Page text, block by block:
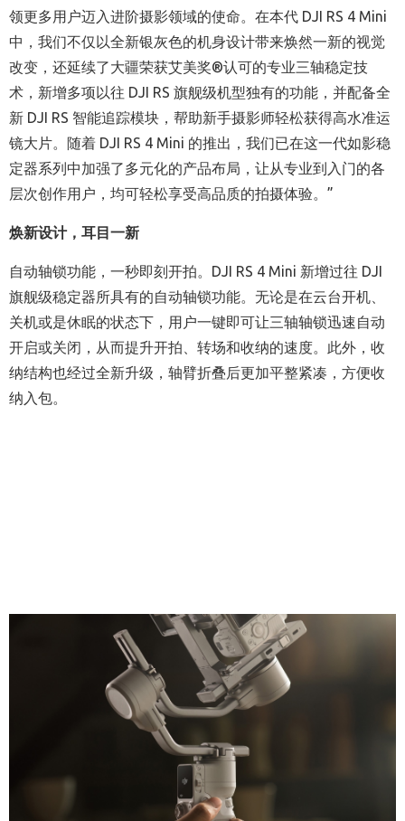
领更多用户迈入进阶摄影领域的使命。在本代 DJI RS 4 Mini
中，我们不仅以全新银灰色的机身设计带来焕然一新的视觉
改变，还延续了大疆荣获艾美奖®认可的专业三轴稳定技
术，新增多项以往 DJI RS 旗舰级机型独有的功能，并配备全
新 DJI RS 智能追踪模块，帮助新手摄影师轻松获得高水准运
镜大片。随着 DJI RS 4 Mini 的推出，我们已在这一代如影稳
定器系列中加强了多元化的产品布局，让从专业到入门的各
层次创作用户，均可轻松享受高品质的拍摄体验。 ”
焕新设计，耳目一新
自动轴锁功能，一秒即刻开拍。DJI RS 4 Mini 新增过往 DJI
旗舰级稳定器所具有的自动轴锁功能。无论是在云台开机、
关机或是休眠的状态下，用户一键即可让三轴轴锁迅速自动
开启或关闭，从而提升开拍、转场和收纳的速度。此外，收
纳结构也经过全新升级，轴臂折叠后更加平整紧凑，方便收
纳入包。